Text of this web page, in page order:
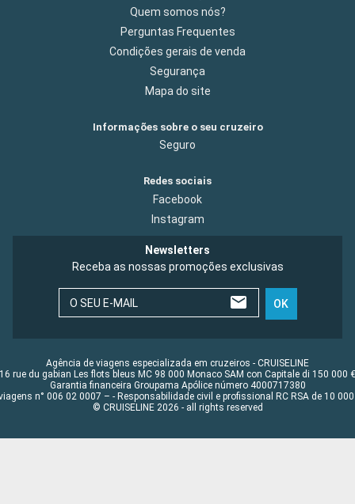
Quem somos nós?
Perguntas Frequentes
Condições gerais de venda
Segurança
Mapa do site
Informações sobre o seu cruzeiro
Seguro
Redes sociais
Facebook
Instagram
Newsletters
Receba as nossas promoções exclusivas
O SEU E-MAIL OK
Agência de viagens especializada em cruzeiros - CRUISELINE
16 rue du gabian Les flots bleus MC 98 000 Monaco SAM con Capitale di 150 000 €
Garantia financeira Groupama Apólice número 4000717380
n° 006 02 0007 – - Responsabilidade civil e profissional RC RSA de 10 000
© CRUISELINE 2026 - all rights reserved